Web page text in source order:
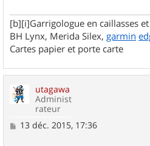
[b][i]Garrigologue en caillasses
BH Lynx, Merida Silex, garmin
Cartes papier et porte carte
utagawa
Administ
rateur
M13 déc. 2015, 17:36